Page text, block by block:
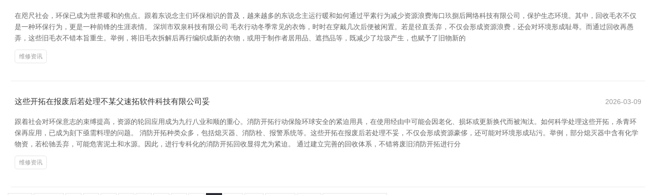
在咫尺社会，环保已成为世界暖和的焦点。跟着东说念主们环保相识的普及，越来越多的东说念主运行暖和如何通过平素行为减少资源浪费海口玖捌后网络科技有限公司，保护生态环境。其中，回收毛衣不仅
是一种环保行为，更是一种前锋的生涯表情。 深圳市双泉科技有限公司 毛衣行动冬季常见的衣饰，时时在穿戴几次后便被闲置。若是径直丢弃，不仅会形成资源浪费，还会对环境形成耻辱。而通过回收再愚
弄，这些旧毛衣不错本旨重生。举例，将旧毛衣拆解后再行编织成新的衣物，或用于制作者居用品、遮挡品等，既减少了垃圾产生，也赋予了旧物新的
维修资讯
这些开拓在报废后若处理不某父速拓软件科技有限公司妥 2026-03-09
跟着社会对环保意志的束缚提高，资源的轮回应用成为九行八业和顺的重心。消防开拓行动保险环球安全的紧迫用具，在使用经由中可能会因老化、损坏或更新换代而被淘汰。如何科学处理这些开拓，杀青环
保再应用，已成为刻下亟需料理的问题。 消防开拓种类众多，包括熄灭器、消防栓、报警系统等。这些开拓在报废后若处理不妥，不仅会形成资源豪侈，还可能对环境形成玷污。举例，部分熄灭器中含有化学
物资，若松驰丢弃，可能危害泥土和水源。因此，进行专科化的消防开拓回收显得尤为紧迫。 通过建立完善的回收体系，不错将废旧消防开拓进行分
维修资讯